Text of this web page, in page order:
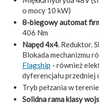
o mocy 10 kW)
8-biegowy automat
406 Nm
Napęd 4x4. Reduktor.
Blokada mechanizmu
Flagship - również
dyferencjału przedniej
Tryb pełzania w
Solidna rama klasy